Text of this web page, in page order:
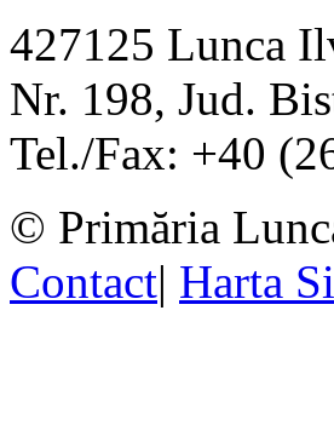
427125 Lunca
Nr. 198, Jud.
Tel./Fax: +40
© Primăria
Contact| Harta